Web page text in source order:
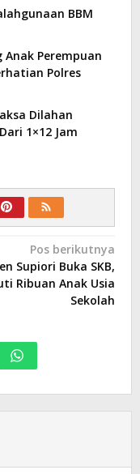
BBM
Perempuan
Polres
Dilahan
1×12 Jam
Pos berikutnya
Supiori Buka SKB,
Ribuan Anak Usia
Sekolah